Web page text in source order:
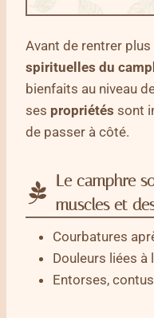
Avant de rentrer
spirituelles du
bienfaits au niveau
ses propriétés sont
de passer à côté.
Le camphre
muscles et
Courbatures
Douleurs liées à
Entorses,